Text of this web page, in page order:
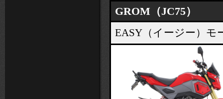
GROM（JC75）
EASY（イージー）